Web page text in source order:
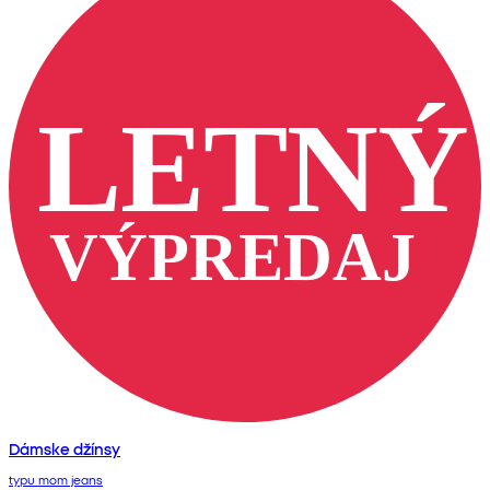
Dámske džínsy
typu mom jeans